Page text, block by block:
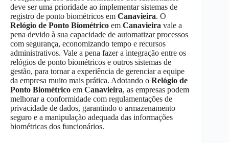
deve ser uma prioridade ao implementar sistemas de
registro de ponto biométricos em Canavieira. O
Relógio de Ponto Biométrico em Canavieira vale a
pena devido à sua capacidade de automatizar processos
com segurança, economizando tempo e recursos
administrativos. Vale a pena fazer a integração entre os
relógios de ponto biométricos e outros sistemas de
gestão, para tornar a experiência de gerenciar a equipe
da empresa muito mais prática. Adotando o Relógio de
Ponto Biométrico em Canavieira, as empresas podem
melhorar a conformidade com regulamentações de
privacidade de dados, garantindo o armazenamento
seguro e a manipulação adequada das informações
biométricas dos funcionários.